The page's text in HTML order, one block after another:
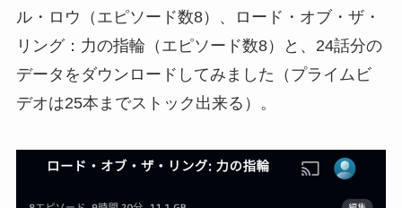
ル・ロウ（エピソード数8）、ロード・オブ・ザ・
リング：力の指輪（エピソード数8）と、24話分の
データをダウンロードしてみました（プライムビ
デオは25本までストック出来る）。